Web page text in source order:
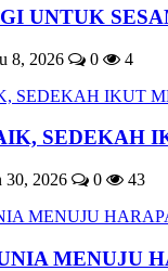
UNTUK
8, 2026 0 4
SEDEKAH
30, 2026 0 43
MENUJU